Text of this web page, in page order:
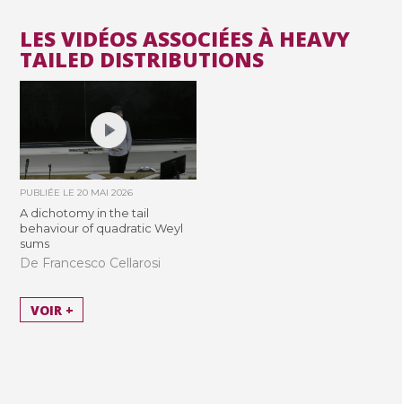
LES VIDÉOS ASSOCIÉES À HEAVY
TAILED DISTRIBUTIONS
PUBLIÉE LE20 MAI 2026
A dichotomy in the tail
behaviour of quadratic Weyl
sums
De Francesco Cellarosi
VOIR +